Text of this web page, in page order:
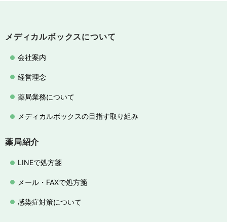
メディカルボックスについて
会社案内
経営理念
薬局業務について
メディカルボックスの目指す取り組み
薬局紹介
LINEで処方箋
メール・FAXで処方箋
感染症対策について